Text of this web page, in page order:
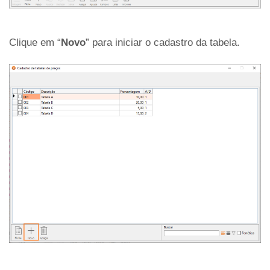
Clique em “Novo” para iniciar o cadastro da tabela.